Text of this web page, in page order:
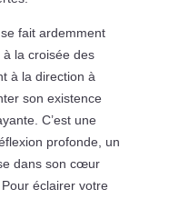
fait ardemment
la croisée des
à la direction à
son existence
C’est une
profonde, un
dans son cœur
éclairer votre